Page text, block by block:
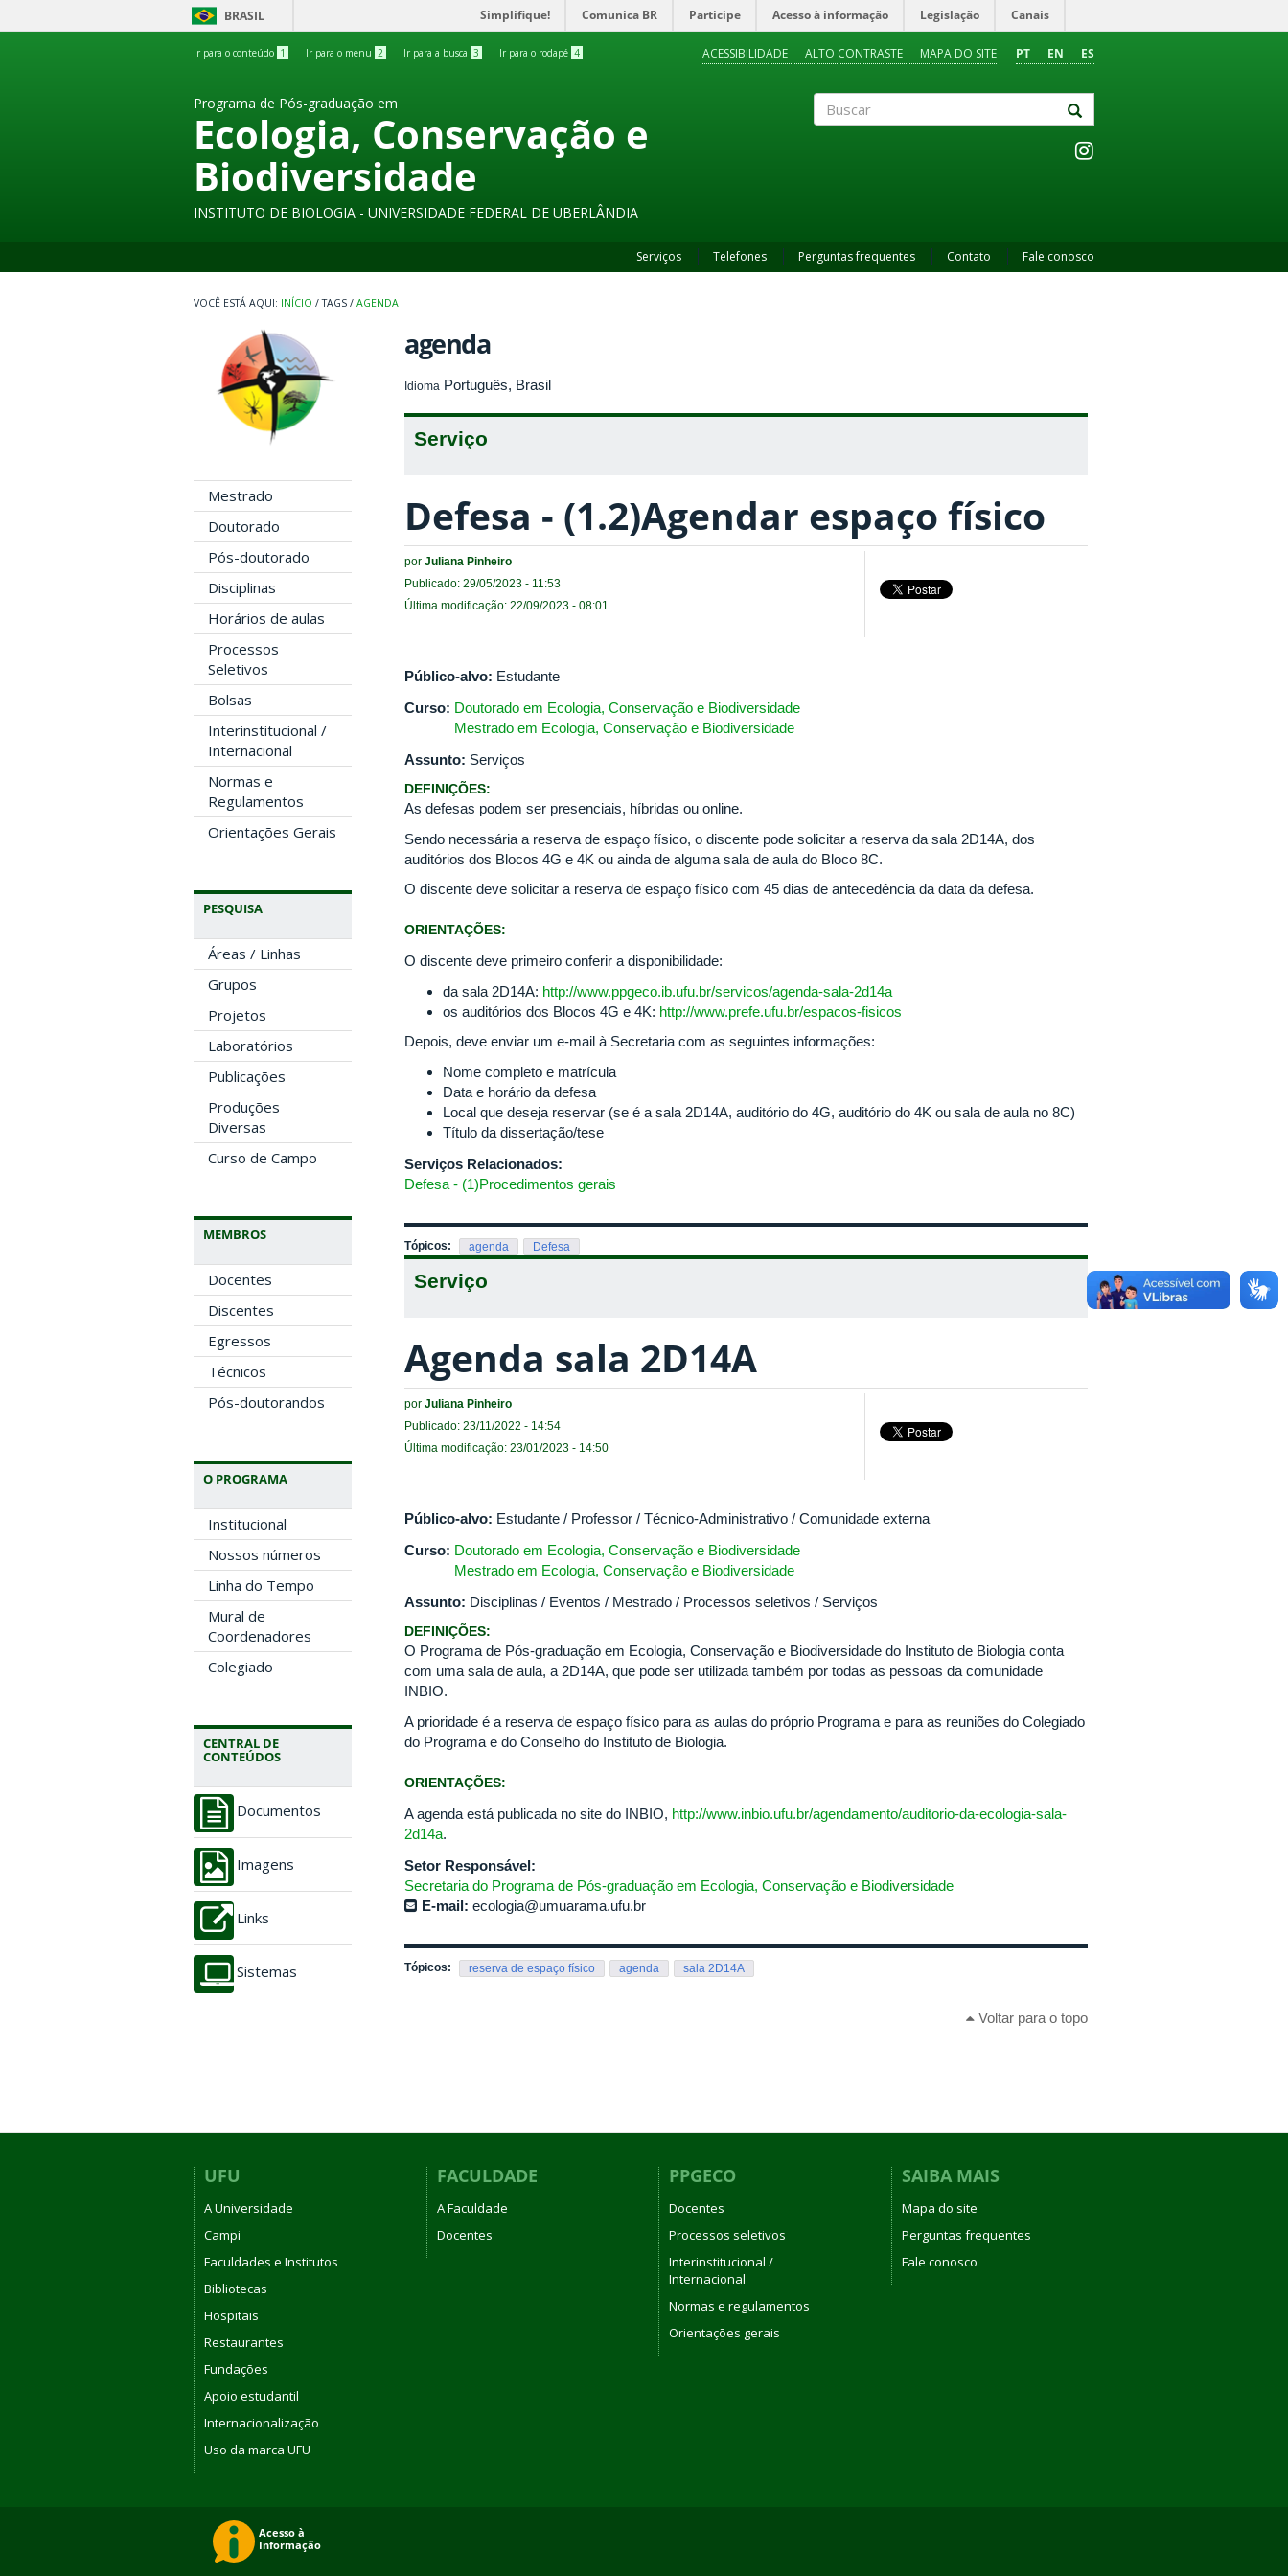
BRASIL Simplifique! Comunica BR Participe Acesso à informação Legislação Canais
Ir para o conteúdo 1 Ir para o menu 2 Ir para a busca 3 Ir para o rodapé 4 PT EN ES
ACESSIBILIDADE ALTO CONTRASTE MAPA DO SITE
Programa de Pós-graduação em
Ecologia, Conservação e
Biodiversidade
INSTITUTO DE BIOLOGIA - UNIVERSIDADE FEDERAL DE UBERLÂNDIA
Serviços Telefones Perguntas frequentes Contato Fale conosco
INÍCIO / TAGS / AGENDA
Mestrado
Doutorado
Pós-doutorado
Disciplinas
Horários de aulas
Processos
Seletivos
Bolsas
Interinstitucional /
Internacional
Normas e
Regulamentos
Orientações Gerais
PESQUISA
Áreas / Linhas
Grupos
Projetos
Laboratórios
Publicações
Produções
Diversas
Curso de Campo
MEMBROS
Docentes
Discentes
Egressos
Técnicos
Pós-doutorandos
O PROGRAMA
Institucional
Nossos números
Linha do Tempo
Mural de
Coordenadores
Colegiado
CENTRAL DE
CONTEÚDOS
Documentos
Imagens
Links
Sistemas
agenda
Idioma Português, Brasil
Serviço
Defesa - (1.2)Agendar espaço físico
por Juliana Pinheiro
Publicado: 29/05/2023 - 11:53
Última modificação: 22/09/2023 - 08:01
Público-alvo: Estudante
Curso: Doutorado em Ecologia, Conservação e Biodiversidade
Mestrado em Ecologia, Conservação e Biodiversidade
Assunto: Serviços
DEFINIÇÕES:
As defesas podem ser presenciais, híbridas ou online.
Sendo necessária a reserva de espaço físico, o discente pode solicitar a reserva da sala 2D14A, dos
auditórios dos Blocos 4G e 4K ou ainda de alguma sala de aula do Bloco 8C.
O discente deve solicitar a reserva de espaço físico com 45 dias de antecedência da data da defesa.
ORIENTAÇÕES:
O discente deve primeiro conferir a disponibilidade:
da sala 2D14A: http://www.ppgeco.ib.ufu.br/servicos/agenda-sala-2d14a
os auditórios dos Blocos 4G e 4K: http://www.prefe.ufu.br/espacos-fisicos
Depois, deve enviar um e-mail à Secretaria com as seguintes informações:
Nome completo e matrícula
Data e horário da defesa
Local que deseja reservar (se é a sala 2D14A, auditório do 4G, auditório do 4K ou sala de aula no 8C)
Título da dissertação/tese
Serviços Relacionados:
Defesa - (1)Procedimentos gerais
Tópicos: agenda Defesa
Serviço
Agenda sala 2D14A
por Juliana Pinheiro
Publicado: 23/11/2022 - 14:54
Última modificação: 23/01/2023 - 14:50
Público-alvo: Estudante / Professor / Técnico-Administrativo / Comunidade externa
Curso: Doutorado em Ecologia, Conservação e Biodiversidade
Mestrado em Ecologia, Conservação e Biodiversidade
Assunto: Disciplinas / Eventos / Mestrado / Processos seletivos / Serviços
DEFINIÇÕES:
O Programa de Pós-graduação em Ecologia, Conservação e Biodiversidade do Instituto de Biologia conta
com uma sala de aula, a 2D14A, que pode ser utilizada também por todas as pessoas da comunidade
INBIO.
A prioridade é a reserva de espaço físico para as aulas do próprio Programa e para as reuniões do Colegiado
do Programa e do Conselho do Instituto de Biologia.
ORIENTAÇÕES:
A agenda está publicada no site do INBIO, http://www.inbio.ufu.br/agendamento/auditorio-da-ecologia-sala-
2d14a.
Setor Responsável:
Secretaria do Programa de Pós-graduação em Ecologia, Conservação e Biodiversidade
E-mail: ecologia@umuarama.ufu.br
Tópicos: reserva de espaço físico agenda sala 2D14A
Voltar para o topo
UFU
A Universidade
Campi
Faculdades e Institutos
Bibliotecas
Hospitais
Restaurantes
Fundações
Apoio estudantil
Internacionalização
Uso da marca UFU
FACULDADE
A Faculdade
Docentes
PPGECO
Docentes
Processos seletivos
Interinstitucional /
Internacional
Normas e regulamentos
Orientações gerais
SAIBA MAIS
Mapa do site
Perguntas frequentes
Fale conosco